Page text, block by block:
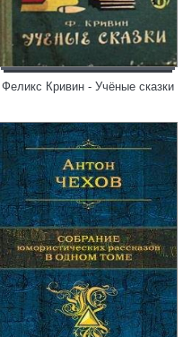
Феликс Кривин - Учёные сказки